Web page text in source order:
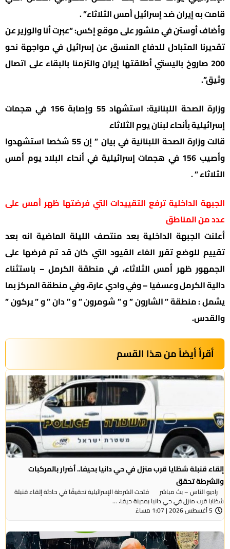
قامت به إيران ضد إسرائيل أمس الثلاثاء” .
وأضاف أوستن في منشور على موقع إكس: “عبرت أنا والوزير عن
تقديرنا المتبادل للدفاع المنسق عن إسرائيل في مواجهة نحو
200 صاروخ باليستي أطلقتها إيران والتزمنا بالبقاء على اتصال
وثيق”.
وزارة الصحة اللبنانية: استشهاد 55 وإصابة 156 في هجمات
إسرائيلية بأنحاء لبنان يوم الثلاثاء
قالت وزارة الصحة اللبنانية في بيان ” إن 55 شخصا استشهدوا
وأصيب 156 في هجمات إسرائيلية في أنحاء البلاد يوم أمس
الثلاثاء ” .
الجبهة الداخلية ترفع التقييدات التي فرضتها ظهر أمس على
عدد من المناطق
أعلنت الجبهة الداخلية بعد منتصف الليلة الماضية انه بعد
تقييم للوضع تقرر الغاء القيود التي كان قد تم فرضها على
الجمهور ظهر أمس الثلاثاء، في منطقة الكرمل – باستثناء
دالية الكرمل وعسفيا – وفي وادي عارة، وفي منطقة المركز بما
يشمل : منطقة ” الشارون ” و ” شومرون ” و ” دان ” و ” يركون ”
والقدس.
أقرأ أيضاً من هذا القسم
إلقاء قنبلة شظايا قرب منزل في حي دانيا بحيفا.. أضرار بالمركبات
والشرطة تحقق
راديو الناس – بث مباشر فتحت الشرطة الإسرائيلية تحقيقًا في حادثة إلقاء قنبلة
شظايا قرب منزل في حي دانيا بمدينة حيفا، ...
5 أغسطس 2026 | 1:07 مساءً